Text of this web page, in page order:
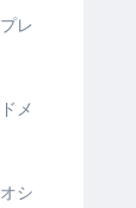
レ
メ
シ